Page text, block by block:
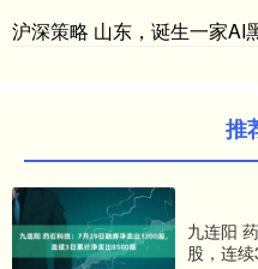
沪深策略 山东，诞生一家AI
推
九连阳
股，连